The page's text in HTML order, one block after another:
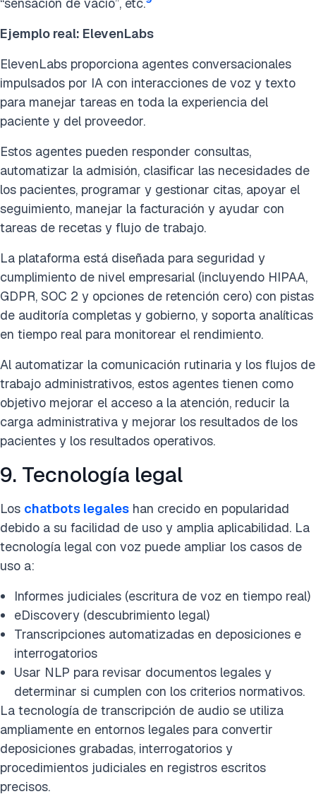
Ejemplo real: ElevenLabs
ElevenLabs proporciona agentes conversacionales
impulsados por IA con interacciones de voz y texto
para manejar tareas en toda la experiencia del
paciente y del proveedor.
Estos agentes pueden responder consultas,
automatizar la admisión, clasificar las necesidades de
los pacientes, programar y gestionar citas, apoyar el
seguimiento, manejar la facturación y ayudar con
tareas de recetas y flujo de trabajo.
La plataforma está diseñada para seguridad y
cumplimiento de nivel empresarial (incluyendo HIPAA,
GDPR, SOC 2 y opciones de retención cero) con pistas
de auditoría completas y gobierno, y soporta analíticas
en tiempo real para monitorear el rendimiento.
Al automatizar la comunicación rutinaria y los flujos de
trabajo administrativos, estos agentes tienen como
objetivo mejorar el acceso a la atención, reducir la
carga administrativa y mejorar los resultados de los
pacientes y los resultados operativos.
9. Tecnología legal
Los chatbots legales han crecido en popularidad
debido a su facilidad de uso y amplia aplicabilidad. La
tecnología legal con voz puede ampliar los casos de
uso a:
Informes judiciales (escritura de voz en tiempo real)
eDiscovery (descubrimiento legal)
Transcripciones automatizadas en deposiciones e
interrogatorios
Usar NLP para revisar documentos legales y
determinar si cumplen con los criterios normativos.
La tecnología de transcripción de audio se utiliza
ampliamente en entornos legales para convertir
deposiciones grabadas, interrogatorios y
procedimientos judiciales en registros escritos
precisos.